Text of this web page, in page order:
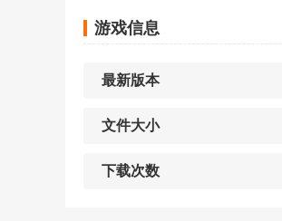
游戏信息
最新版本
文件大小
下载次数